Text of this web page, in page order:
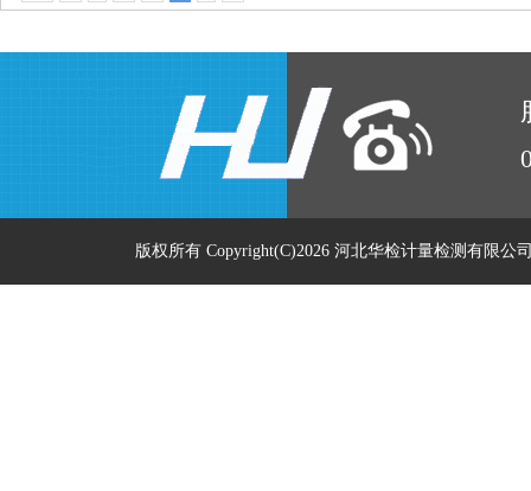
版权所有 Copyright(C)2026 河北华检计量检测有限